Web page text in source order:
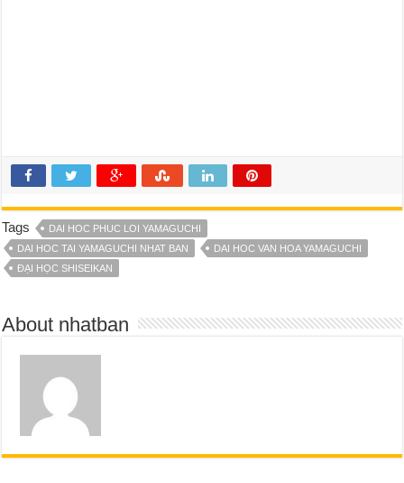
Tags
DAI HOC PHUC LOI YAMAGUCHI
DAI HOC TAI YAMAGUCHI NHAT BAN
DAI HOC VAN HOA YAMAGUCHI
ĐẠI HỌC SHISEIKAN
About nhatban